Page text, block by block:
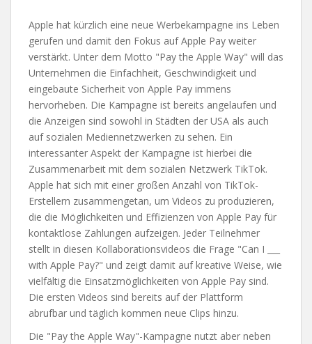
Apple hat kürzlich eine neue Werbekampagne ins Leben
gerufen und damit den Fokus auf Apple Pay weiter
verstärkt. Unter dem Motto "Pay the Apple Way" will das
Unternehmen die Einfachheit, Geschwindigkeit und
eingebaute Sicherheit von Apple Pay immens
hervorheben. Die Kampagne ist bereits angelaufen und
die Anzeigen sind sowohl in Städten der USA als auch
auf sozialen Mediennetzwerken zu sehen. Ein
interessanter Aspekt der Kampagne ist hierbei die
Zusammenarbeit mit dem sozialen Netzwerk TikTok.
Apple hat sich mit einer großen Anzahl von TikTok-
Erstellern zusammengetan, um Videos zu produzieren,
die die Möglichkeiten und Effizienzen von Apple Pay für
kontaktlose Zahlungen aufzeigen. Jeder Teilnehmer
stellt in diesen Kollaborationsvideos die Frage "Can I ___
with Apple Pay?" und zeigt damit auf kreative Weise, wie
vielfältig die Einsatzmöglichkeiten von Apple Pay sind.
Die ersten Videos sind bereits auf der Plattform
abrufbar und täglich kommen neue Clips hinzu.
Die "Pay the Apple Way"-Kampagne nutzt aber neben